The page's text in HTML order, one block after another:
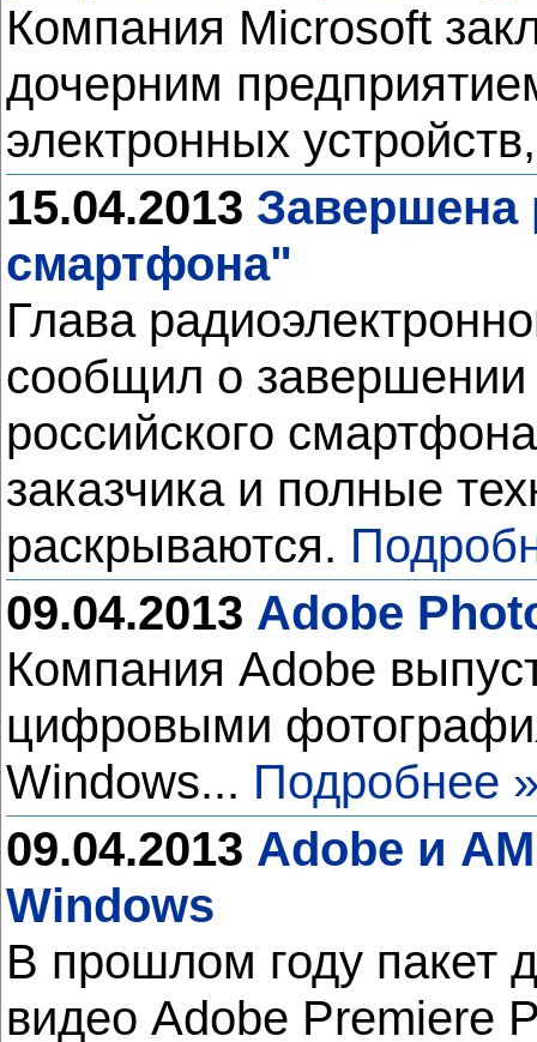
Компания Microsoft
дочерним
электронных
15.04.2013 Завершена
смартфона"
Глава
сообщил о завершении
российского
заказчика и полные
раскрываются.
09.04.2013 Adobe
Компания Adobe
цифровыми
Windows... Подробнее
09.04.2013 Adobe и
Windows
В прошлом году пакет
видео Adobe Premiere